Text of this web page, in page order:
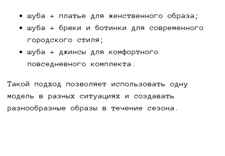
шуба + платье для женственного образа;
шуба + брюки и ботинки для современного
городского стиля;
шуба + джинсы для комфортного
повседневного комплекта.
Такой подход позволяет использовать одну
модель в разных ситуациях и создавать
разнообразные образы в течение сезона.